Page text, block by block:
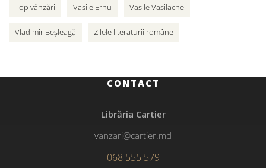
Top vânzări Vasile Ernu Vasile Vasilache
Vladimir Beșleagă Zilele literaturii române
CONTACT
Librăria Cartier
vanzari@cartier.md
068 555 579